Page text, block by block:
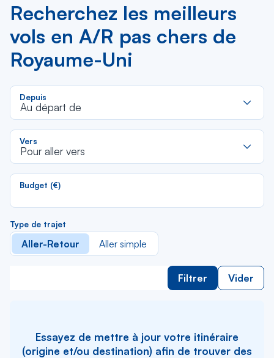
Recherchez les meilleurs
vols en A/R pas chers de
Royaume-Uni
Depuis
Au départ de
Vers
Pour aller vers
Budget (€)
Type de trajet
Aller-Retour Aller simple
Filtrer Vider
Essayez de mettre à jour votre itinéraire
(origine et/ou destination) afin de trouver des